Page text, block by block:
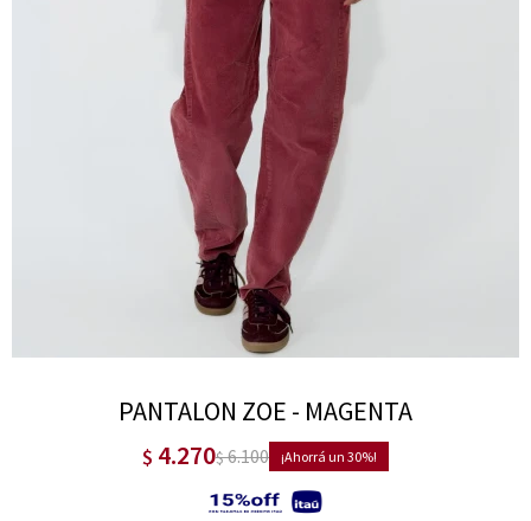
PANTALON ZOE - MAGENTA
$ 4.270$6.100 30